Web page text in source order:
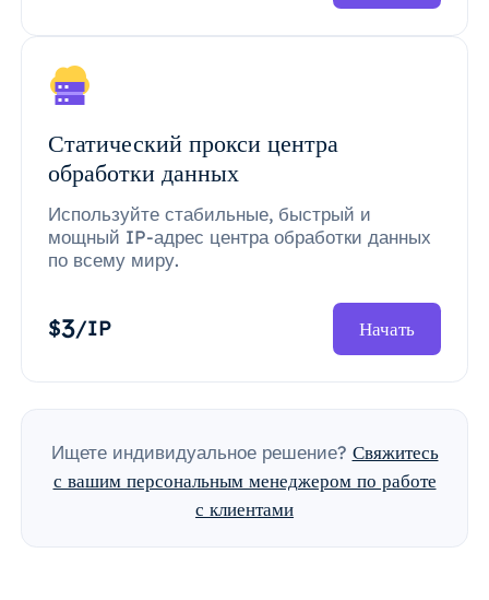
Статический прокси центра
обработки данных
Используйте стабильные, быстрый и
мощный IP-адрес центра обработки данных
по всему миру.
$3/IP Начать
Ищете индивидуальное решение? Свяжитесь
с вашим персональным менеджером по работе
с клиентами